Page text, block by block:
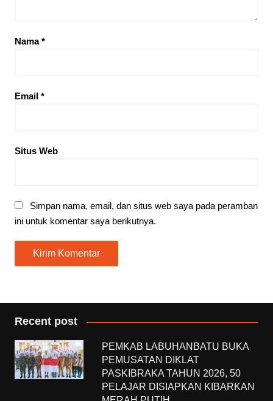
Nama*
Email *
Situs Web
Simpan nama, email, dan situs web saya pada peramban
ini untuk komentar saya berikutnya.
Recent post
PEMKAB LABUHANBATU BUKA
PEMUSATAN DIKLAT
PASKIBRAKA TAHUN 2026, 50
PELAJAR DISIAPKAN KIBARKAN